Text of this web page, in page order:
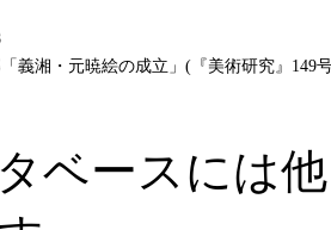
義湘・元暁絵の成立」(『美術研究』149
ベースには